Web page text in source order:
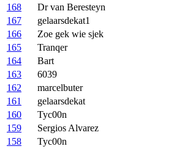
168
Dr van Beresteyn
167
gelaarsdekat1
166
Zoe gek wie sjek
165
Tranqer
164
Bart
163
6039
162
marcelbuter
161
gelaarsdekat
160
Tyc00n
159
Sergios Alvarez
158
Tyc00n